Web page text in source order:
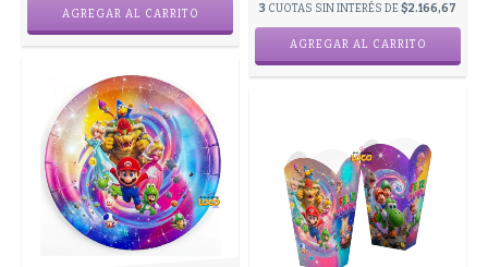
3 CUOTAS SIN INTERÉS DE $2.166,67